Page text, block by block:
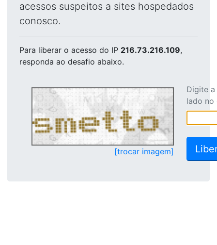
acessos suspeitos a sites hospedados
conosco.
Para liberar o acesso do IP 216.73.216.109,
responda ao desafio abaixo.
[trocar imagem]
Digite
lado no